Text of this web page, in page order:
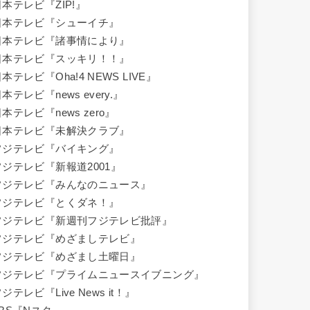
本テレビ『ZIP!』
本テレビ『シューイチ』
本テレビ『諸事情により』
本テレビ『スッキリ！！』
本テレビ『Oha!4 NEWS LIVE』
本テレビ『news every.』
本テレビ『news zero』
本テレビ『未解決クラブ』
ジテレビ『バイキング』
ジテレビ『新報道2001』
ジテレビ『みんなのニュース』
ジテレビ『とくダネ！』
ジテレビ『新週刊フジテレビ批評』
ジテレビ『めざましテレビ』
ジテレビ『めざまし土曜日』
ジテレビ『プライムニュースイブニング』
ジテレビ『Live News it！』